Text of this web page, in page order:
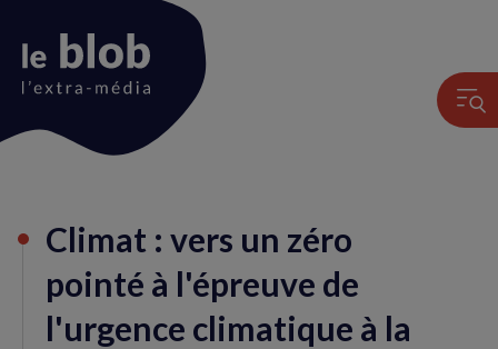
du
Climat : vers un zéro
pointé à l'épreuve de
l'urgence climatique à la